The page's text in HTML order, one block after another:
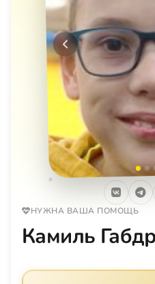
Предыдущее
НУЖНА ВАША ПОМОЩЬ
Камиль